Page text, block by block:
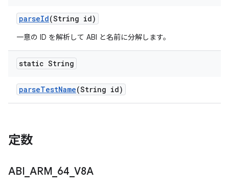
parseId(String id)
一意の ID を解析して ABI と名前に分解します。
static String
parseTestName(String id)
定数
ABI ARM 64 _V8A